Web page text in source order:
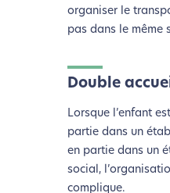
Si vous aussi vous
Eco. Celui-ci sollicitera
Merci pour
Activer le Mode
organiser le
pas dans le même
Double
Lorsque l’enfant
partie dans un
en partie dans un
social,
complique.